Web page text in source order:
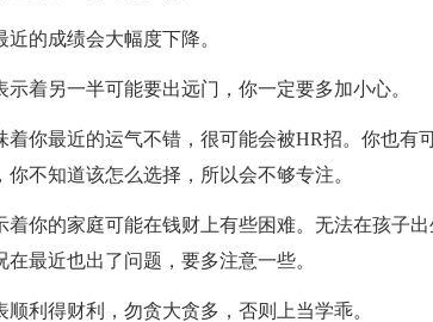
的成绩会大幅度下降。
着另一半可能要出远门，你一定要多加小心。
着你最近的运气不错，很可能会被HR招。你也有
不知道该怎么选择，所以会不够专注。
着你的家庭可能在钱财上有些困难。无法在孩子
最近也出了问题，要多注意一些。
利得财利，勿贪大贪多，否则上当学乖。